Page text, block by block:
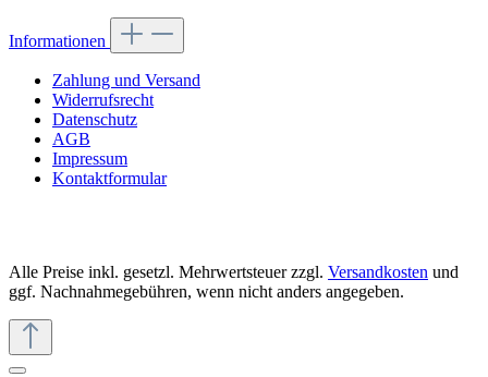
Informationen
Zahlung und Versand
Widerrufsrecht
Datenschutz
AGB
Impressum
Kontaktformular
Alle Preise inkl. gesetzl. Mehrwertsteuer zzgl. Versandkosten und
ggf. Nachnahmegebühren, wenn nicht anders angegeben.